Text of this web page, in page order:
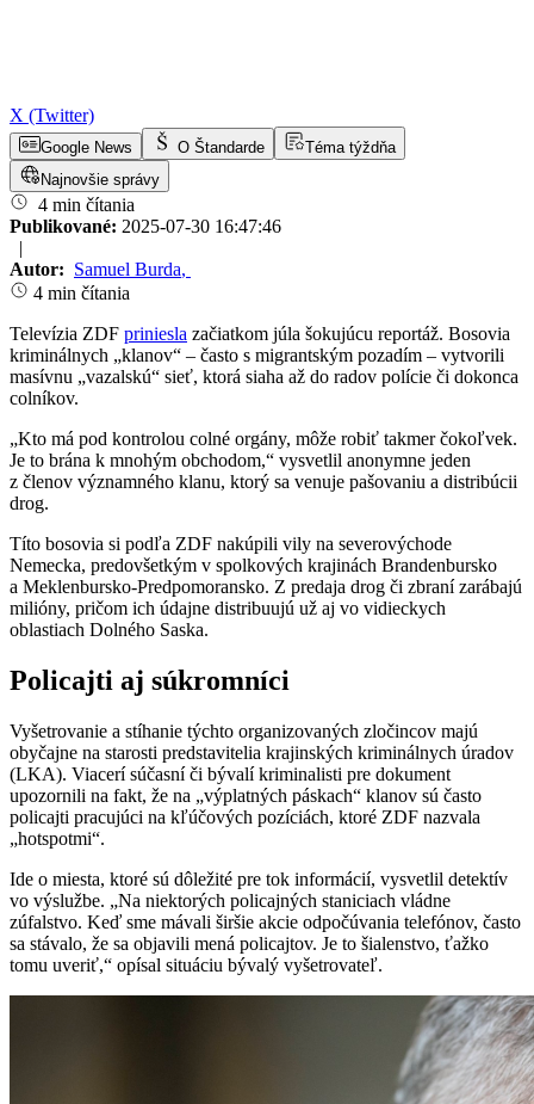
X (Twitter)
Google News O Štandarde
Téma týždňa
Najnovšie správy
4 min čítania
Publikované: 2025-07-30 16:47:46
|
Autor: Samuel Burda,
4 min čítania
Televízia ZDF priniesla začiatkom júla šokujúcu reportáž. Bosovia
kriminálnych „klanov“ – často s migrantským pozadím – vytvorili
masívnu „vazalskú“ sieť, ktorá siaha až do radov polície či dokonca
colníkov.
„Kto má pod kontrolou colné orgány, môže robiť takmer čokoľvek.
Je to brána k mnohým obchodom,“ vysvetlil anonymne jeden
z členov významného klanu, ktorý sa venuje pašovaniu a distribúcii
drog.
Títo bosovia si podľa ZDF nakúpili vily na severovýchode
Nemecka, predovšetkým v spolkových krajinách Brandenbursko
a Meklenbursko-Predpomoransko. Z predaja drog či zbraní zarábajú
milióny, pričom ich údajne distribuujú už aj vo vidieckych
oblastiach Dolného Saska.
Policajti aj súkromníci
Vyšetrovanie a stíhanie týchto organizovaných zločincov majú
obyčajne na starosti predstavitelia krajinských kriminálnych úradov
(LKA). Viacerí súčasní či bývalí kriminalisti pre dokument
upozornili na fakt, že na „výplatných páskach“ klanov sú často
policajti pracujúci na kľúčových pozíciách, ktoré ZDF nazvala
„hotspotmi“.
Ide o miesta, ktoré sú dôležité pre tok informácií, vysvetlil detektív
vo výslužbe. „Na niektorých policajných staniciach vládne
zúfalstvo. Keď sme mávali širšie akcie odpočúvania telefónov, často
sa stávalo, že sa objavili mená policajtov. Je to šialenstvo, ťažko
tomu uveriť,“ opísal situáciu bývalý vyšetrovateľ.